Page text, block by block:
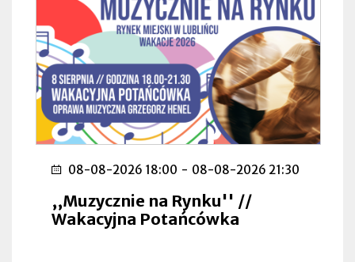
08-08-2026 18:00 - 08-08-2026 21:30
,,Muzycznie na Rynku'' //
Wakacyjna Potańcówka